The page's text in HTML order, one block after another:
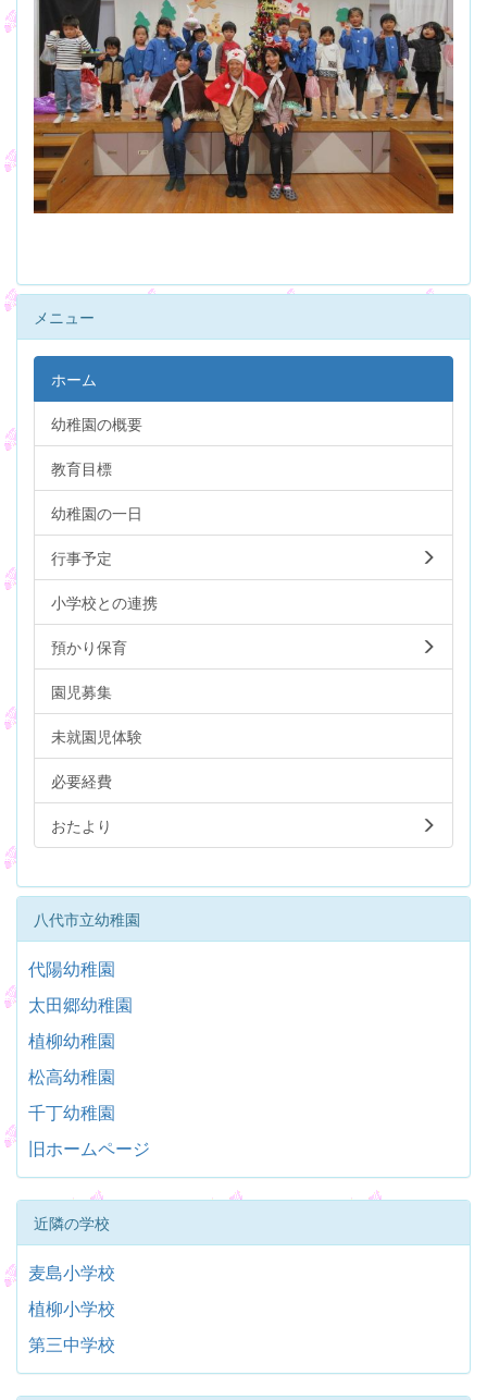
メニュー
ホーム
幼稚園の概要
教育目標
幼稚園の一日
行事予定
小学校との連携
預かり保育
園児募集
未就園児体験
必要経費
おたより
八代市立幼稚園
代陽幼稚園
太田郷幼稚園
植柳幼稚園
松高幼稚園
千丁幼稚園
旧ホームページ
近隣の学校
麦島小学校
植柳小学校
第三中学校